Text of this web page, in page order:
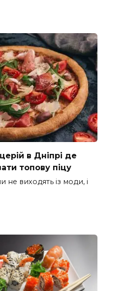
в Дніпрі де
топову піцу
не виходять із моди, і